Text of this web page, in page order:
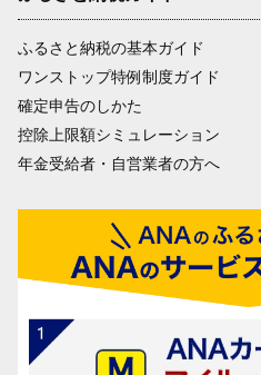
ふるさと納税の基本ガイド
ワンストップ特例制度ガイド
確定申告のしかた
控除上限額シミュレーション
年金受給者・自営業者の方へ